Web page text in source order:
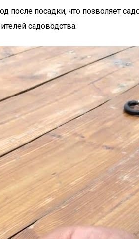
после посадки, что позволяет
садоводства.